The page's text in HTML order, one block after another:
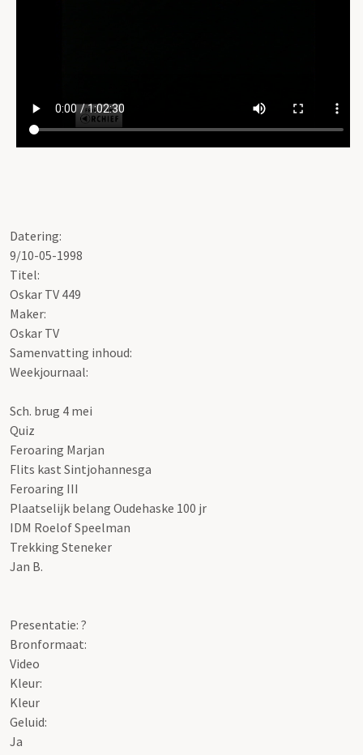
Datering:
9/10-05-1998
Titel:
Oskar TV 449
Maker:
Oskar TV
Samenvatting inhoud:
Weekjournaal:
Sch. brug 4 mei
Quiz
Feroaring Marjan
Flits kast Sintjohannesga
Feroaring III
Plaatselijk belang Oudehaske 100 jr
IDM Roelof Speelman
Trekking Steneker
Jan B.
Presentatie: ?
Bronformaat:
Video
Kleur:
Kleur
Geluid:
Ja